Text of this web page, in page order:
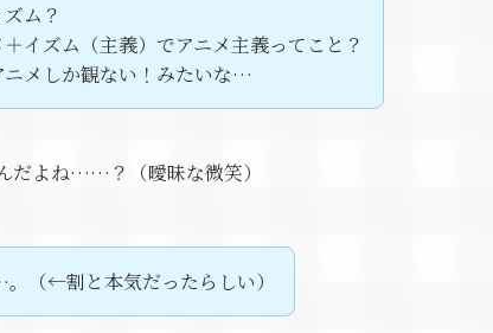
ム？
＋イズム（主義）でアニメ主義ってこと？
ニメしか観ない！みたいな…
だよね……？（曖昧な微笑）
←割と本気だったらしい）